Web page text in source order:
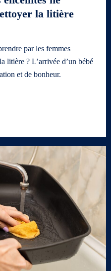
la litière
par les femmes
litière ? L’arrivée d’un bébé
et de bonheur.